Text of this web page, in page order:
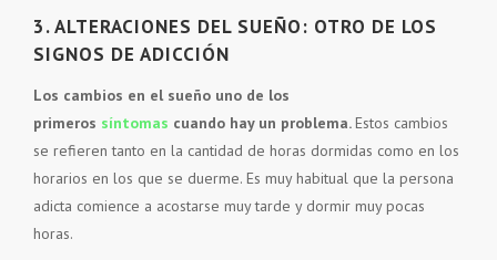
3. ALTERACIONES DEL SUEÑO: OTRO DE LOS
SIGNOS DE ADICCIÓN
Los cambios en el sueño uno de los
primeros síntomas cuando hay un problema.Estos cambios
se refieren tanto en la cantidad de horas dormidas como en los
horarios en los que se duerme. Es muy habitual que la persona
adicta comience a acostarse muy tarde y dormir muy pocas
horas.